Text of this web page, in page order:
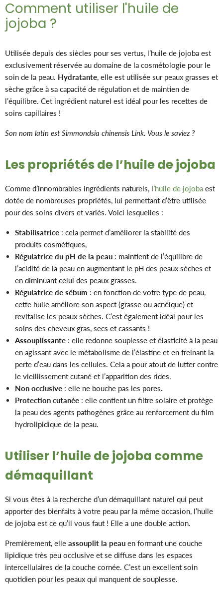
Comment utiliser l'huile de
jojoba ?
Utilisée depuis des siècles pour ses vertus, l’huile de jojoba est
exclusivement réservée au domaine de la cosmétologie pour le
soin de la peau. Hydratante, elle est utilisée sur peaux grasses et
sèche grâce à sa capacité de régulation et de maintien de
l’équilibre. Cet ingrédient naturel est idéal pour les recettes de
soins capillaires !
Son nom latin est Simmondsia chinensis Link. Vous le saviez ?
Les propriétés de l’huile de jojoba
Comme d’innombrables ingrédients naturels, l’huile de jojoba est
dotée de nombreuses propriétés, lui permettant d’être utilisée
pour des soins divers et variés. Voici lesquelles :
Stabilisatrice : cela permet d’améliorer la stabilité des
produits cosmétiques,
Régulatrice du pH de la peau : maintient de l’équilibre de
l’acidité de la peau en augmentant le pH des peaux sèches et
en diminuant celui des peaux grasses.
Régulatrice de sébum : en fonction de votre type de peau,
cette huile améliore son aspect (grasse ou acnéique) et
revitalise les peaux sèches. C’est également idéal pour les
soins des cheveux gras, secs et cassants !
Assouplissante : elle redonne souplesse et élasticité à la peau
en agissant avec le métabolisme de l’élastine et en freinant la
perte d’eau dans les cellules. Cela a pour atout de lutter contre
le vieillissement cutané et l’apparition des rides.
Non occlusive : elle ne bouche pas les pores.
Protection cutanée : elle contient un filtre solaire et protège
la peau des agents pathogènes grâce au renforcement du film
hydrolipidique de la peau.
Utiliser l’huile de jojoba comme
démaquillant
Si vous êtes à la recherche d’un démaquillant naturel qui peut
apporter des bienfaits à votre peau par la même occasion, l’huile
de jojoba est ce qu’il vous faut ! Elle a une double action.
Premièrement, elle assouplit la peau en formant une couche
lipidique très peu occlusive et se diffuse dans les espaces
intercellulaires de la couche cornée. C’est un excellent soin
quotidien pour les peaux qui manquent de souplesse.